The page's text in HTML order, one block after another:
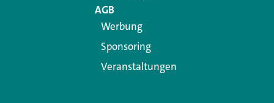
AGB
Werbung
Sponsoring
Veranstaltungen